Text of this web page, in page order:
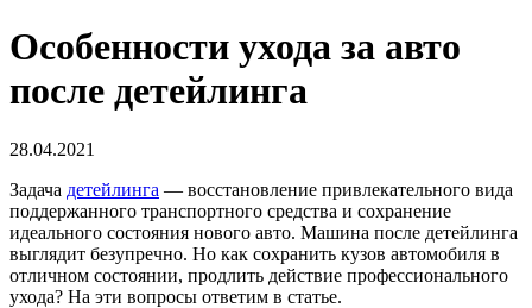
Особенности ухода за авто
после детейлинга
28.04.2021
Задача детейлинга — восстановление привлекательного вида
поддержанного транспортного средства и сохранение
идеального состояния нового авто. Машина после детейлинга
выглядит безупречно. Но как сохранить кузов автомобиля в
отличном состоянии, продлить действие профессионального
ухода? На эти вопросы ответим в статье.